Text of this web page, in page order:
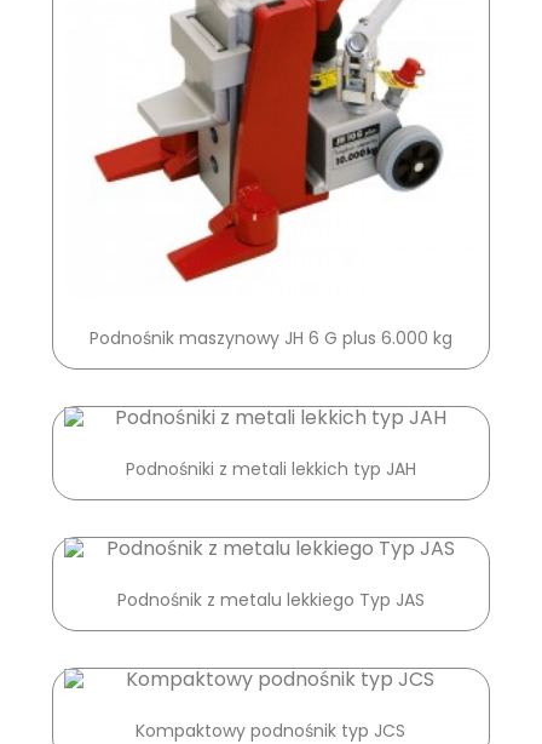
Podnośnik maszynowy JH 6 G plus 6.000 kg
Podnośniki z metali lekkich typ JAH
Podnośnik z metalu lekkiego Typ JAS
Kompaktowy podnośnik typ JCS